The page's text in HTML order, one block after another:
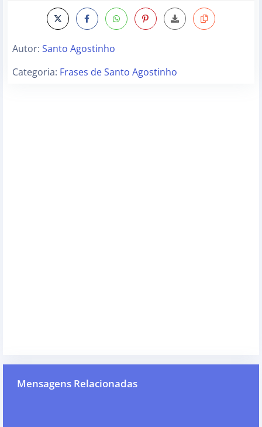
Autor: Santo Agostinho
Categoria: Frases de Santo Agostinho
Mensagens Relacionadas